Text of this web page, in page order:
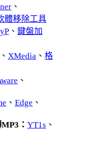
、
體移除工具
、 鍵盤加
、 XMedia 、 格
、
、 Edge 、
： YT1s 、